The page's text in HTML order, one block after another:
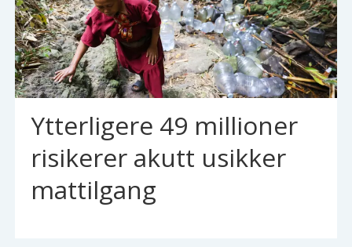
Ytterligere 49 millioner
risikerer akutt usikker
mattilgang